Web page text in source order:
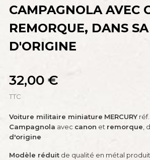
CAMPAGNOLA AVEC
REMORQUE, DANS
D'ORIGINE
32,00 €
TTC
Voiture militaire miniature MERCURY réf.
Campagnola avec canon et remorque,
d'origine
Modèle réduit de qualité en métal